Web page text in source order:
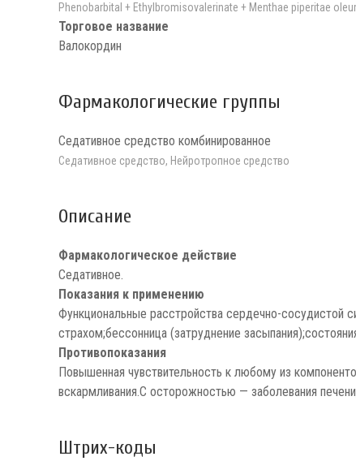
Phenobarbital + Ethylbromisovalerinate + Menthae piperitae
Торговое название
Валокордин
Фармакологические группы
Седативное средство комбинированное
Седативное средство, Нейротропное средство
Описание
Фармакологическое действие
Седативное.
Показания к применению
Функциональные расстройства сердечно-сосудистой
страхом;бессонница (затруднение
Противопоказания
Повышенная чувствительность к любому из
вскармливания.С осторожностью — заболевания
Штрих-коды